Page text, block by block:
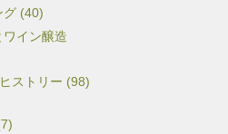
グ (40)
イン醸造
ストリー (98)